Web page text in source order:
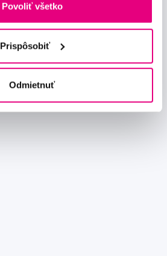
Povoliť všetko
Prispôsobiť
Odmietnuť